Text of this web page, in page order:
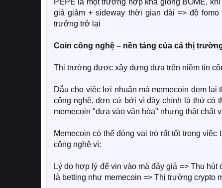
PEPE là một trường hợp khá giống BOME,
giá giảm + sideway thời gian dài => độ
trưởng trở lại
Coin công nghệ – nền tảng của cả thị
Thị trường được xây dựng dựa trên niềm tin
Dẫu cho việc lợi nhuận mà memecoin đem
công nghệ, đơn cử bởi vì đây chính là thứ có
memecoin "dựa vào văn hóa" nhưng thật chất
Memecoin có thể đóng vai trò rất tốt trong
công nghệ vì:
Lý do hợp lý để vin vào mà đảy giá => Thu
là betting như memecoin => Thị trường crypto